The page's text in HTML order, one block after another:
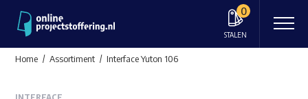
0
STALEN
Home Assortiment Interface Yuton 106